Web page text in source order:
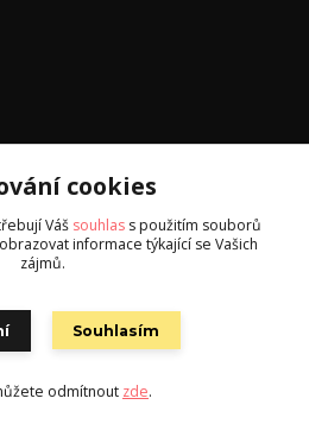
cookies
Váš souhlas s použitím souborů
informace týkající se Vašich
zájmů.
Souhlasím
odmítnout zde.